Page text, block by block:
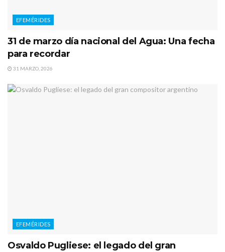
EFEMÉRIDES
31 de marzo día nacional del Agua: Una fecha
para recordar
31 MARZO, 2026
EFEMÉRIDES
Osvaldo Pugliese: el legado del gran